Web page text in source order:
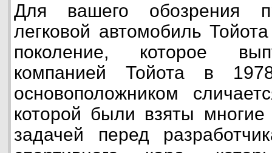
Для вашего обозрения
легковой автомобиль
поколение, которое
компанией Тойота в
основоположником
которой были взяты
задачей перед